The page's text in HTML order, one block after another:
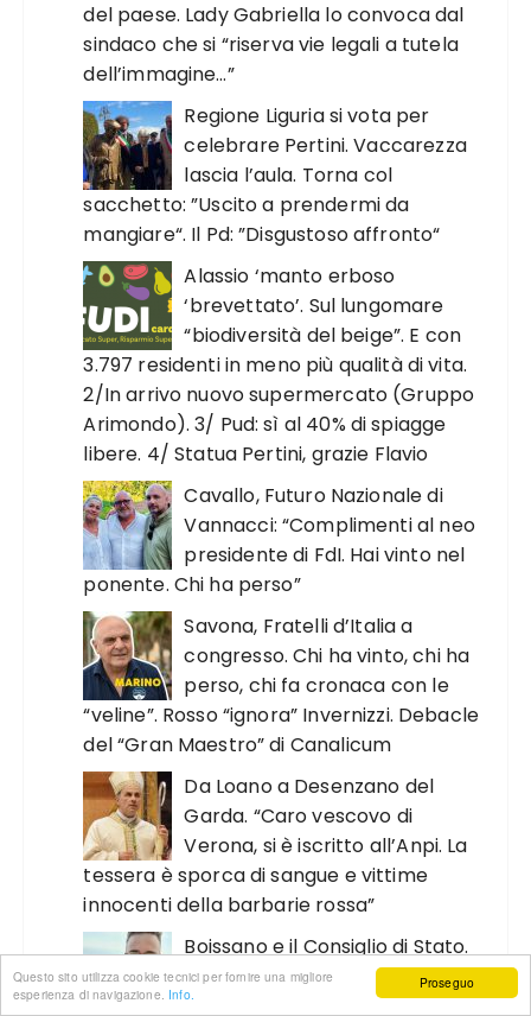
Proseguo
Questo sito utilizza cookie tecnici per fornire una migliore
esperienza di navigazione. Info.
del paese. Lady Gabriella lo convoca dal
sindaco che si “riserva vie legali a tutela
dell’immagine…”
Regione Liguria si vota per
celebrare Pertini. Vaccarezza
lascia l’aula. Torna col
sacchetto: ”Uscito a prendermi da
mangiare“. Il Pd: ”Disgustoso affronto“
Alassio ‘manto erboso
‘brevettato’. Sul lungomare
“biodiversità del beige”. E con
3.797 residenti in meno più qualità di vita.
2/In arrivo nuovo supermercato (Gruppo
Arimondo). 3/ Pud: sì al 40% di spiagge
libere. 4/ Statua Pertini, grazie Flavio
Cavallo, Futuro Nazionale di
Vannacci: “Complimenti al neo
presidente di FdI. Hai vinto nel
ponente. Chi ha perso”
Savona, Fratelli d’Italia a
congresso. Chi ha vinto, chi ha
perso, chi fa cronaca con le
“veline”. Rosso “ignora” Invernizzi. Debacle
del “Gran Maestro” di Canalicum
Da Loano a Desenzano del
Garda. “Caro vescovo di
Verona, si è iscritto all’Anpi. La
tessera è sporca di sangue e vittime
innocenti della barbarie rossa”
Boissano e il Consiglio di Stato.
Se l’antenna della discordia
non la rimuovo? L’interpellanza